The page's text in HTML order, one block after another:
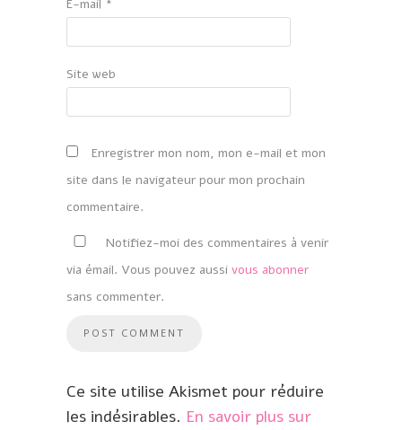
E-mail *
Site web
Enregistrer mon nom, mon e-mail et mon
site dans le navigateur pour mon prochain
commentaire.
Notifiez-moi des commentaires à venir
via émail. Vous pouvez aussi vous abonner
sans commenter.
Ce site utilise Akismet pour réduire
les indésirables. En savoir plus sur